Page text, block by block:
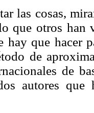
las cosas,
que otros
hay que hacer
de
de
autores